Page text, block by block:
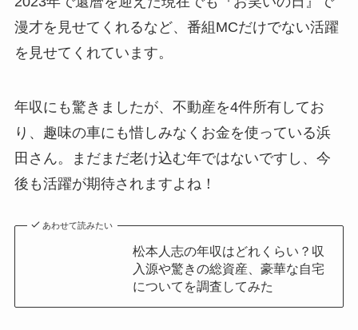
漫才を見せてくれるなど、番組MCだけでない活躍
を見せてくれています。
年収にも驚きましたが、不動産を4件所有してお
り、趣味の車にも惜しみなくお金を使っている浜
田さん。まだまだ老け込む年ではないですし、今
後も活躍が期待されますよね！
あわせて読みたい
松本人志の年収はどれくらい？収
入源や驚きの総資産、豪華な自宅
についてを調査してみた